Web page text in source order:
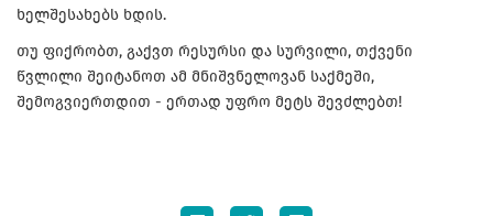
ხელშესახებს ხდის.
თუ ფიქრობთ, გაქვთ რესურსი და სურვილი, თქვენი
წვლილი შეიტანოთ ამ მნიშვნელოვან საქმეში,
შემოგვიერთდით - ერთად უფრო მეტს შევძლებთ!